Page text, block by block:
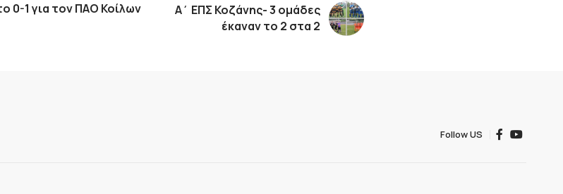
0-1 για τον ΠΑΟ Κοίλων
Α΄ ΕΠΣ Κοζάνης- 3 ομάδες
έκαναν το 2 στα 2
Follow US